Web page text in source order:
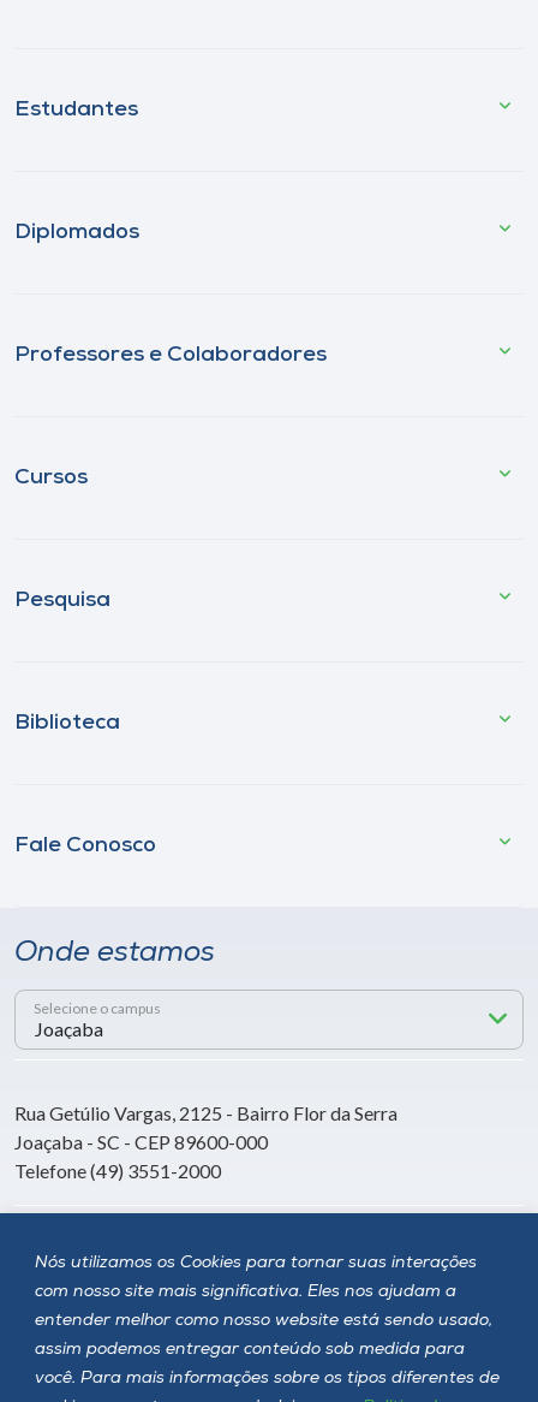
Nós utilizamos os Cookies para tornar suas interações
com nosso site mais significativa. Eles nos ajudam a
entender melhor como nosso website está sendo usado,
assim podemos entregar conteúdo sob medida para
você. Para mais informações sobre os tipos diferentes de
Estudantes
Diplomados
Professores e Colaboradores
Cursos
Pesquisa
Biblioteca
Fale Conosco
Onde estamos
Selecione o campus
Rua Getúlio Vargas, 2125 - Bairro Flor da Serra
Joaçaba - SC - CEP 89600-000
Telefone (49) 3551-2000
Siga a Unoesc